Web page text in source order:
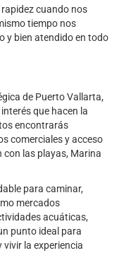
cuando nos
tiempo nos
y bien atendido en todo
de Puerto Vallarta,
que hacen la
encontrarás
comerciales y acceso
con las playas, Marina
para caminar,
mercados
acuáticas,
punto ideal para
la experiencia